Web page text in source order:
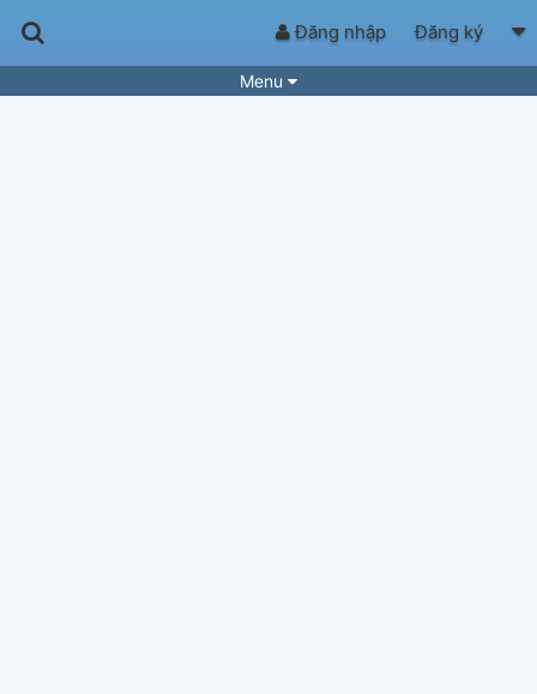
Đăng nhập Đăng ký
Menu